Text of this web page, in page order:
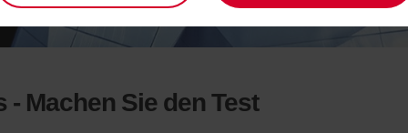
Machen Sie den Test